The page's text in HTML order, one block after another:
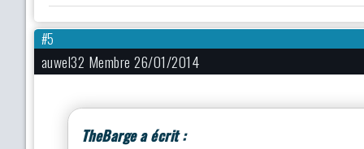
#5
auwel32 Membre 26/01/2014
TheBarge a écrit :